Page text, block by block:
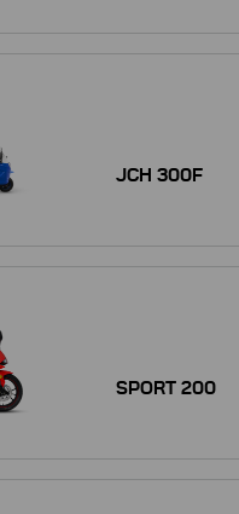
JCH 300F
SPORT 200